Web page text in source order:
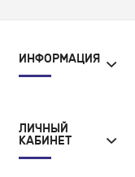
ИНФОРМАЦИЯ
ЛИЧНЫЙ
КАБИНЕТ